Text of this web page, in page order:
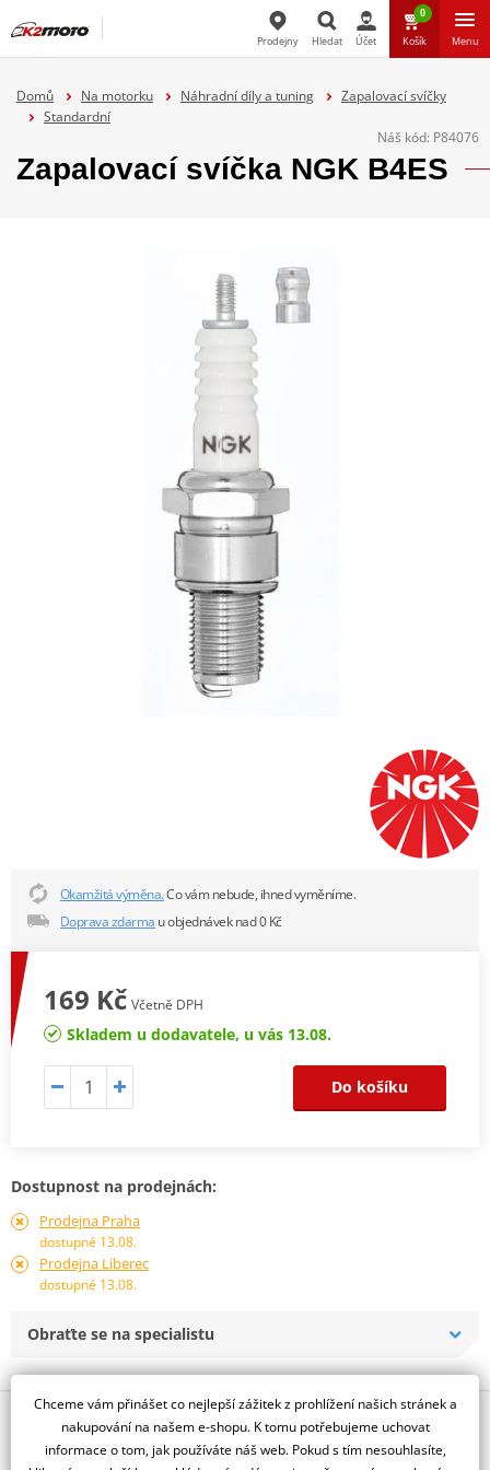
Hledat
Prodejny Hledat Účet
0
Košík Menu
Domů Na motorku Náhradní díly a tuning
Zapalovací svíčky
Standardní
Náš kód: P84076
Zapalovací svíčka NGK B4ES
Okamžitá výměna.Co vám nebude, ihned vyměníme.
Doprava zdarma u objednávek nad 0 Kč
169 Kč Včetně DPH
Skladem u dodavatele, u vás 13.08.
Do košíku
Dostupnost na prodejnách:
Prodejna Praha
dostupné 13.08.
Prodejna Liberec
dostupné 13.08.
Obraťte se na specialistu
Popis a parametry
Jsme autorizovaný
Chceme vám přinášet co nejlepší zážitek z prohlížení našich stránek a
nakupování na našem e-shopu. K tomu potřebujeme uchovat
informace o tom, jak používáte náš web. Pokud s tím nesouhlasíte,